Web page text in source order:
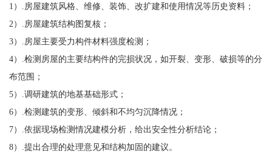
1）.房屋建筑风格、维修、装饰、改扩建和使用情况等历史资料；
2）.房屋建筑结构图复核；
3）.房屋主要受力构件材料强度检测；
4）.检测房屋的主要结构件的完损状况，如开裂、变形、破损等的分
布范围；
5）.调研建筑的地基基础形式；
6）.检测建筑的变形、倾斜和不均匀沉降情况；
7）.依据现场检测情况建模分析，给出安全性分析结论；
8）.提出合理的处理意见和结构加固的建议。